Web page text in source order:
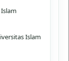
Islam